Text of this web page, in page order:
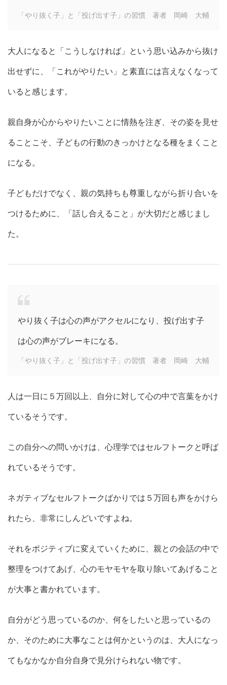
「やり抜く子」と「投げ出す子」の習慣 著者 岡崎 大輔
大人になると「こうしなければ」という思い込みから抜け
出せずに、「これがやりたい」と素直には言えなくなって
いると感じます。
親自身が心からやりたいことに情熱を注ぎ、その姿を見せ
ることこそ、子どもの行動のきっかけとなる種をまくこと
になる。
子どもだけでなく、親の気持ちも尊重しながら折り合いを
つけるために、「話し合えること」が大切だと感じまし
た。
やり抜く子は心の声がアクセルになり、投げ出す子
は心の声がブレーキになる。
「やり抜く子」と「投げ出す子」の習慣 著者 岡崎 大輔
人は一日に５万回以上、自分に対して心の中で言葉をかけ
ているそうです。
この自分への問いかけは、心理学ではセルフトークと呼ば
れているそうです。
ネガティブなセルフトークばかりでは５万回も声をかけら
れたら、非常にしんどいですよね。
それをポジティブに変えていくために、親との会話の中で
整理をつけてあげ、心のモヤモヤを取り除いてあげること
が大事と書かれています。
自分がどう思っているのか、何をしたいと思っているの
か、そのために大事なことは何かというのは、大人になっ
てもなかなか自分自身で見分けられない物です。